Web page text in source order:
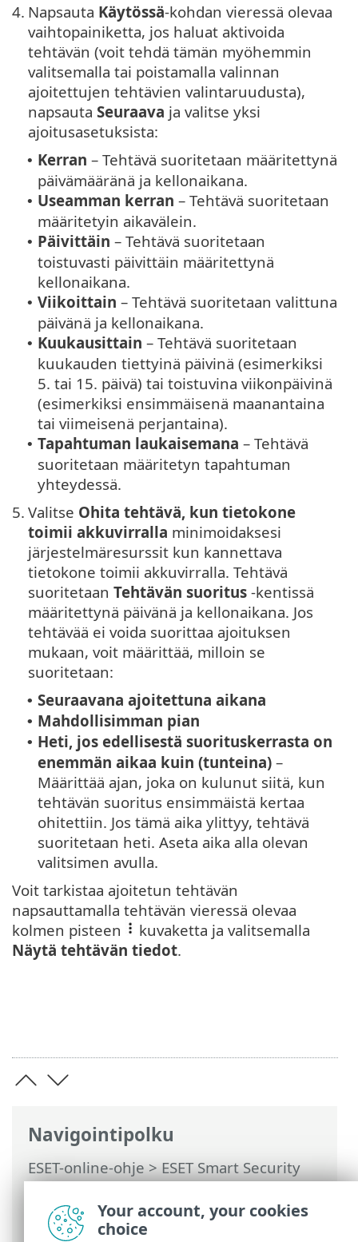
Navigointipolku
ESET-online-ohje>ESET Smart Security
Premium>Tuotteen ESET Smart Security
Premium käsitteleminen >Työkalut>
Ajastin
4. Napsauta Käytössä-kohdan vieressä olevaa
vaihtopainiketta, jos haluat aktivoida
tehtävän (voit tehdä tämän myöhemmin
valitsemalla tai poistamalla valinnan
ajoitettujen tehtävien valintaruudusta),
napsauta Seuraava ja valitse yksi
ajoitusasetuksista:
• Kerran – Tehtävä suoritetaan määritettynä
päivämääränä ja kellonaikana.
• Useamman kerran – Tehtävä suoritetaan
määritetyin aikavälein.
• Päivittäin – Tehtävä suoritetaan
toistuvasti päivittäin määritettynä
kellonaikana.
• Viikoittain – Tehtävä suoritetaan valittuna
päivänä ja kellonaikana.
• Kuukausittain – Tehtävä suoritetaan
kuukauden tiettyinä päivinä (esimerkiksi
5. tai 15. päivä) tai toistuvina viikonpäivinä
(esimerkiksi ensimmäisenä maanantaina
tai viimeisenä perjantaina).
• Tapahtuman laukaisemana – Tehtävä
suoritetaan määritetyn tapahtuman
yhteydessä.
5. Valitse Ohita tehtävä, kun tietokone
toimii akkuvirralla minimoidaksesi
järjestelmäresurssit kun kannettava
tietokone toimii akkuvirralla. Tehtävä
suoritetaan Tehtävän suoritus -kentissä
määritettynä päivänä ja kellonaikana. Jos
tehtävää ei voida suorittaa ajoituksen
mukaan, voit määrittää, milloin se
suoritetaan:
• Seuraavana ajoitettuna aikana
• Mahdollisimman pian
• Heti, jos edellisestä suorituskerrasta on
enemmän aikaa kuin (tunteina) –
Määrittää ajan, joka on kulunut siitä, kun
tehtävän suoritus ensimmäistä kertaa
ohitettiin. Jos tämä aika ylittyy, tehtävä
suoritetaan heti. Aseta aika alla olevan
valitsimen avulla.
Voit tarkistaa ajoitetun tehtävän
napsauttamalla tehtävän vieressä olevaa
kolmen pisteen
kuvaketta ja valitsemalla
Näytä tehtävän tiedot.
Your account, your cookies
choice